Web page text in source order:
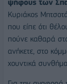
ψήφους των
Κυριάκος
που είπε ότι
πούνε καθαρά
ανήκετε, στο
χουντικά